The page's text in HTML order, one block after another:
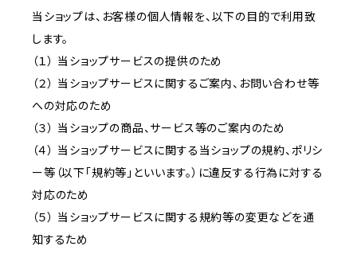
当ショップは、お客様の個人情報を、以下の目的で利用致
します。
（１） 当ショップサービスの提供のため
（２） 当ショップサービスに関するご案内、お問い合わせ等
への対応のため
（３） 当ショップの商品、サービス等のご案内のため
（４） 当ショップサービスに関する当ショップの規約、ポリシ
ー等（以下「規約等」といいます。）に違反する行為に対する
対応のため
（５） 当ショップサービスに関する規約等の変更などを通
知するため